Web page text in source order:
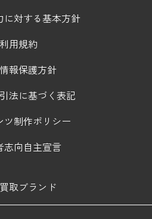
に対する基本方針
利用規約
報保護方針
法に基づく表記
ツ制作ポリシー
志向自主宣言
取ブランド